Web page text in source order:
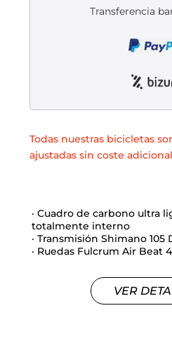
Mantenimiento de
Transferencia
Todas nuestras bicicletas
ajustadas sin coste
· Cuadro de carbono ultra
totalmente interno
· Transmisión Shimano 105
· Ruedas Fulcrum Air Beat
VER